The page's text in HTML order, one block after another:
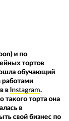
и по
тортов
обучающий
работами
в Instagram.
такого торта она
в
свой бизнес по